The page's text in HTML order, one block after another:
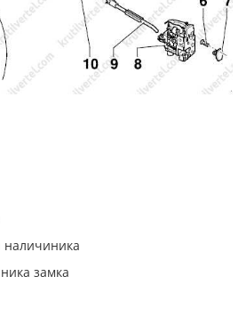
наличиника
зaмкa